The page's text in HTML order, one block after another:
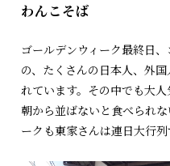
わんこそば
ゴールデンウィーク最終日
の、たくさんの日本人、外
れています。その中でも大人
朝から並ばないと食べられ
ークも東家さんは連日大行列